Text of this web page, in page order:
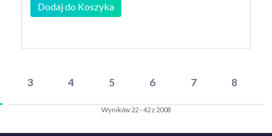
Dodaj do Koszyka
3 4 5 6 7 8
Wyników 22 - 42 z 2008